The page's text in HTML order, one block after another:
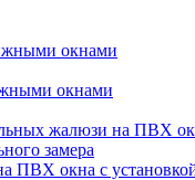
окнами
окнами
жалюзи на ПВХ
замера
ПВХ окна с